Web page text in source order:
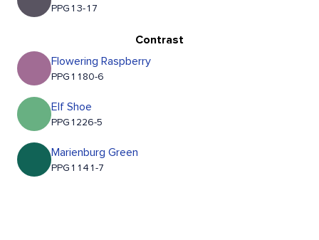
PPG13-17
Contrast
Flowering Raspberry
PPG1180-6
Elf Shoe
PPG1226-5
Marienburg Green
PPG1141-7